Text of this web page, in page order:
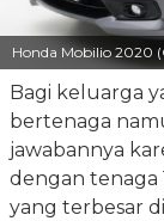
Honda Mobilio 2020
Bagi keluarga
bertenaga
jawabannya
dengan tenaga
yang terbesar